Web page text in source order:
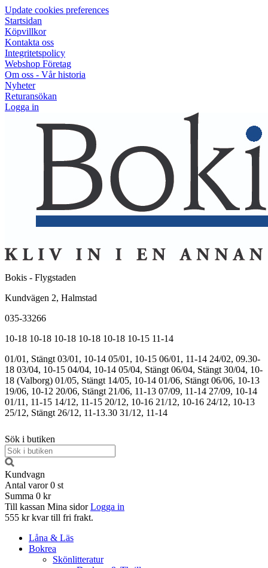
Update cookies preferences
Startsidan
Köpvillkor
Kontakta oss
Integritetspolicy
Webshop Företag
Om oss - Vår historia
Nyheter
Returansökan
Logga in
Bokis - Flygstaden
Kundvägen 2, Halmstad
035-33266
10-18 10-18 10-18 10-18 10-18 10-15 11-14
01/01, Stängt 03/01, 10-14 05/01, 10-15 06/01, 11-14 24/02, 09.30-
18 03/04, 10-15 04/04, 10-14 05/04, Stängt 06/04, Stängt 30/04, 10-
18 (Valborg) 01/05, Stängt 14/05, 10-14 01/06, Stängt 06/06, 10-13
19/06, 10-12 20/06, Stängt 21/06, 11-13 07/09, 11-14 27/09, 10-14
01/11, 11-15 14/12, 11-15 20/12, 10-16 21/12, 10-16 24/12, 10-13
25/12, Stängt 26/12, 11-13.30 31/12, 11-14
Sök i butiken
Kundvagn
Antal varor 0 st
Summa 0 kr
Till kassan Mina sidor Logga in
555 kr kvar till fri frakt.
Låna & Läs
Bokrea
Skönlitteratur